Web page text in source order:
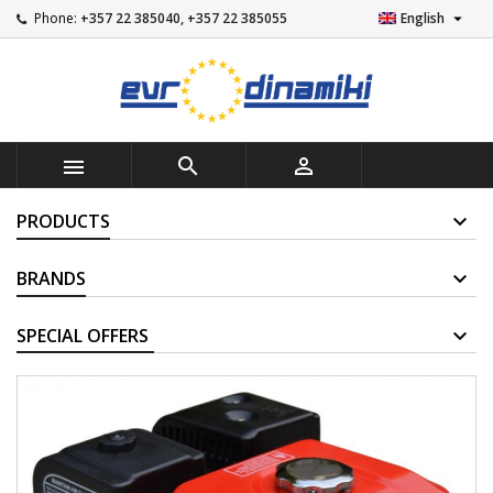
Phone: +357 22 385040, +357 22 385055 English 
  
PRODUCTS
BRANDS